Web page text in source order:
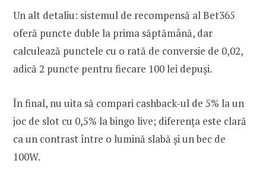
Un alt detaliu: sistemul de recompensă al Bet365
oferă puncte duble la prima săptămână, dar
calculează punctele cu o rată de conversie de 0,02,
adică 2 puncte pentru fiecare 100 lei depuși.
În final, nu uita să compari cashback-ul de 5% la un
joc de slot cu 0,5% la bingo live; diferența este clară
ca un contrast între o lumină slabă și un bec de
100W.